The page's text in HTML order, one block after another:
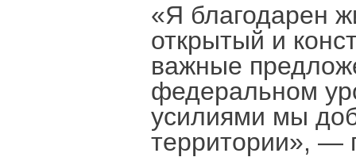
«Я благодарен
открытый и
важные
федеральном
усилиями мы
территории», —